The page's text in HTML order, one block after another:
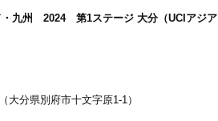
・九州 2024 第1ステージ 大分（UCIアジア
大分県別府市十文字原1-1）